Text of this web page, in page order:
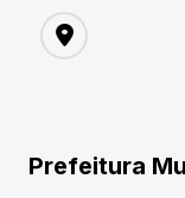
Prefeitura